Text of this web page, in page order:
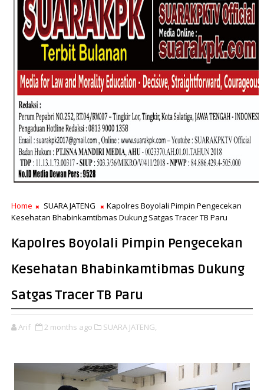
Home SUARA JATENG
Kapolres Boyolali Pimpin Pengecekan
Kesehatan Bhabinkamtibmas Dukung Satgas Tracer TB Paru
Kapolres Boyolali Pimpin Pengecekan
Kesehatan Bhabinkamtibmas Dukung
Satgas Tracer TB Paru
Arif 2 months ago SUARA JATENG,